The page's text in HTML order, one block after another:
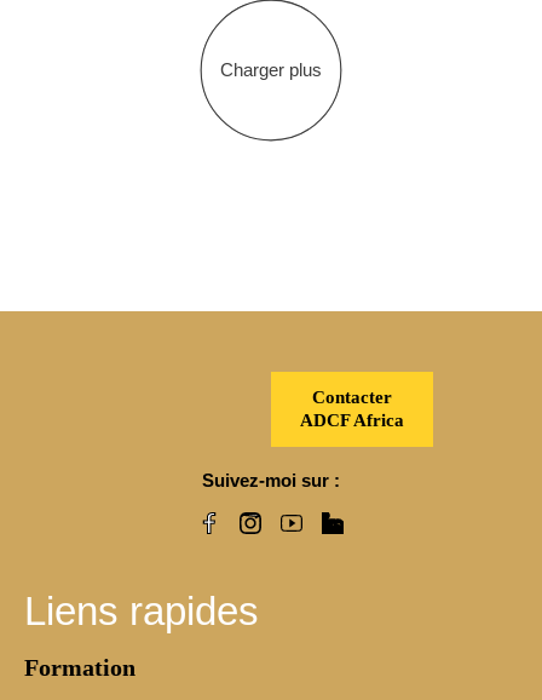
Contacter
ADCF Africa
Suivez-moi sur :
Liens rapides
Formation